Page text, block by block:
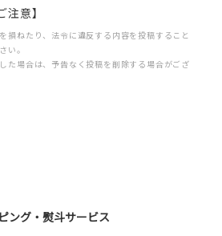
注意】
損ねたり、法令に違反する内容を投稿すること
い。
た場合は、予告なく投稿を削除する場合がござ
ング・熨斗サービス